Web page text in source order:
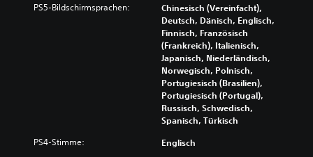
PS5-Bildschirmsprachen:
Chinesisch (Vereinfacht),
Deutsch, Dänisch, Englisch,
Finnisch, Französisch
(Frankreich), Italienisch,
Japanisch, Niederländisch,
Norwegisch, Polnisch,
Portugiesisch (Brasilien),
Portugiesisch (Portugal),
Russisch, Schwedisch,
Spanisch, Türkisch
PS4-Stimme: Englisch